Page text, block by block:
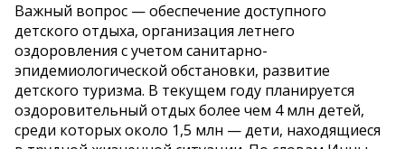
Важный вопрос — обеспечение доступного
детского отдыха, организация летнего
оздоровления с учетом санитарно-
эпидемиологической обстановки, развитие
детского туризма. В текущем году планируется
оздоровительный отдых более чем 4 млн детей,
среди которых около 1,5 млн — дети, находящиеся